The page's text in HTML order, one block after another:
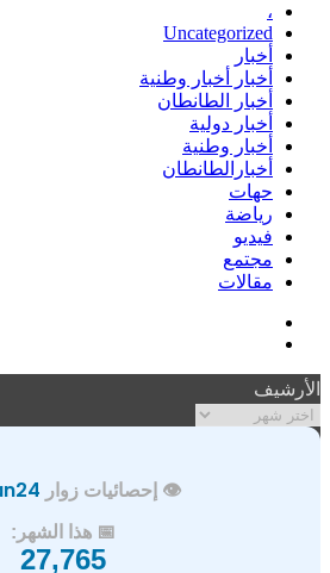
،
Uncategorized
أخبار
أخبار أخبار وطنية
أخبار الطانطان
أخبار دولية
أخبار وطنية
أخبارالطانطان
حهات
رياضة
فيديو
مجتمع
مقالات
RSS
الأرشيف
الأرشيف
👁️ إحصائيات زوار
📅 هذا الشهر:
27,765